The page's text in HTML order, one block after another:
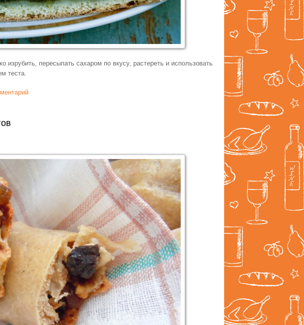
пересыпать сахаром по вкусу, растереть и использовать
теста.